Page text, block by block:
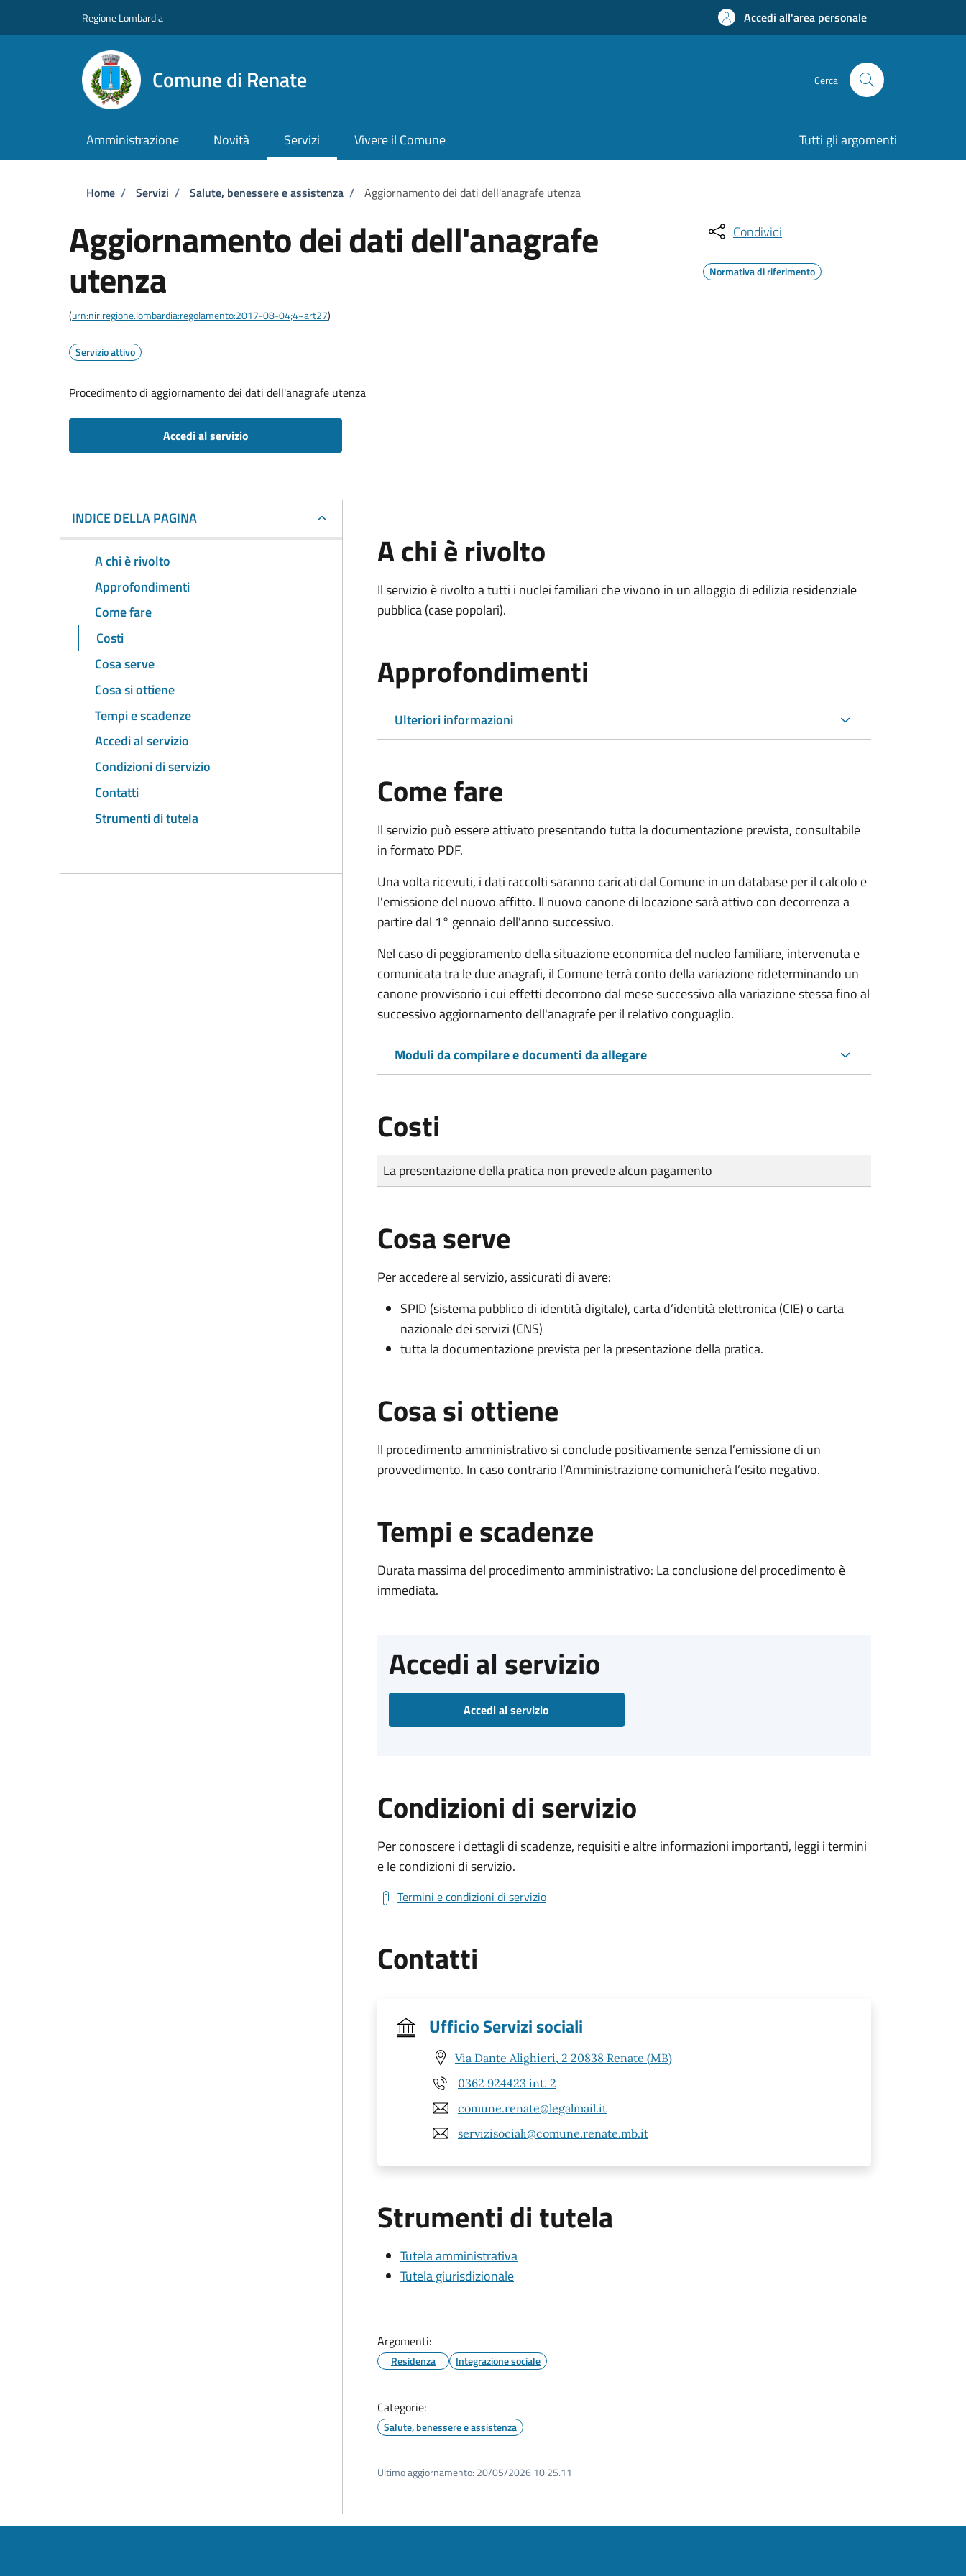
Regione Lombardia Accedi all'area personale
Comune di Renate Cerca
Amministrazione Novità Servizi Vivere il Comune Tutti gli argomenti
Briciole di pane
Home / Servizi / Salute, benessere e assistenza / Aggiornamento dei dati dell'anagrafe utenza
Aggiornamento dei dati dell'anagrafe
utenza
(urn:nir:regione.lombardia:regolamento:2017-08-04;4~art27)
Servizio attivo
Procedimento di aggiornamento dei dati dell'anagrafe utenza
Accedi al servizio
Condividi
Normativa di riferimento
INDICE DELLA PAGINA
A chi è rivolto
Approfondimenti
Come fare
Costi
Cosa serve
Cosa si ottiene
Tempi e scadenze
Accedi al servizio
Condizioni di servizio
Contatti
Strumenti di tutela
A chi è rivolto
Il servizio è rivolto a tutti i nuclei familiari che vivono in un alloggio di edilizia residenziale
pubblica (case popolari).
Approfondimenti
Ulteriori informazioni
Come fare
Il servizio può essere attivato presentando tutta la documentazione prevista, consultabile
in formato PDF.
Una volta ricevuti, i dati raccolti saranno caricati dal Comune in un database per il calcolo e
l'emissione del nuovo affitto. Il nuovo canone di locazione sarà attivo con decorrenza a
partire dal 1° gennaio dell'anno successivo.
Nel caso di peggioramento della situazione economica del nucleo familiare, intervenuta e
comunicata tra le due anagrafi, il Comune terrà conto della variazione rideterminando un
canone provvisorio i cui effetti decorrono dal mese successivo alla variazione stessa fino al
successivo aggiornamento dell'anagrafe per il relativo conguaglio.
Moduli da compilare e documenti da allegare
Costi
Tipo di pagamento
Importo
La presentazione della pratica non prevede alcun pagamento
Cosa serve
Per accedere al servizio, assicurati di avere:
SPID (sistema pubblico di identità digitale), carta d’identità elettronica (CIE) o carta
nazionale dei servizi (CNS)
tutta la documentazione prevista per la presentazione della pratica.
Cosa si ottiene
Il procedimento amministrativo si conclude positivamente senza l’emissione di un
provvedimento. In caso contrario l’Amministrazione comunicherà l’esito negativo.
Tempi e scadenze
Durata massima del procedimento amministrativo: La conclusione del procedimento è
immediata.
Accedi al servizio
Accedi al servizio
Condizioni di servizio
Per conoscere i dettagli di scadenze, requisiti e altre informazioni importanti, leggi i termini
e le condizioni di servizio.
Termini e condizioni di servizio
Contatti
Ufficio Servizi sociali
Via Dante Alighieri, 2 20838 Renate (MB)
0362 924423 int. 2
comune.renate@legalmail.it
servizisociali@comune.renate.mb.it
Strumenti di tutela
Tutela amministrativa
Tutela giurisdizionale
Argomenti:
Residenza Integrazione sociale
Categorie:
Salute, benessere e assistenza
Ultimo aggiornamento: 20/05/2026 10:25.11